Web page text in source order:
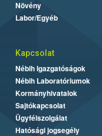
Növény
Labor/Egyéb
Kapcsolat
Nébih Igazgatóságok
Nébih Laboratóriumok
Kormányhivatalok
Sajtókapcsolat
Ügyfélszolgálat
Hatósági jogsegély